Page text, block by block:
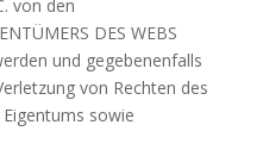
von den
DES WEBS
und gegebenenfalls
von Rechten des
sowie